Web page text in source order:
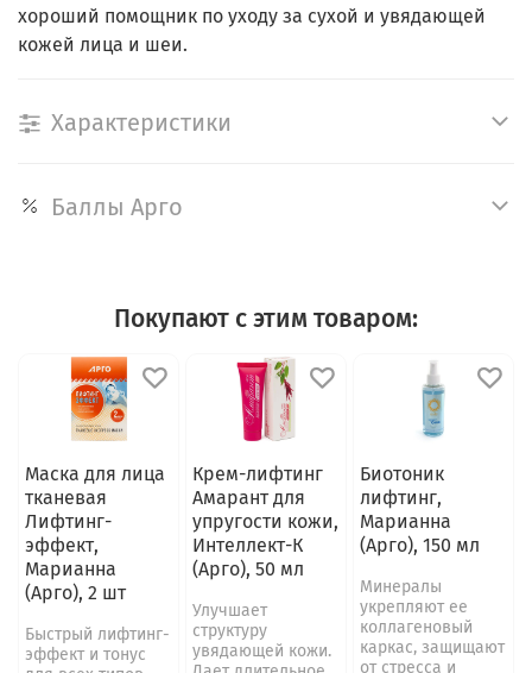
хороший помощник по уходу за сухой и увядающей
кожей лица и шеи.
Характеристики
Баллы Арго
Покупают с этим товаром:
Маска для лица
тканевая
Лифтинг-
эффект,
Марианна
(Арго), 2 шт
Быстрый лифтинг-
эффект и тонус
Крем-лифтинг
Амарант для
упругости кожи,
Интеллект-К
(Арго), 50 мл
Улучшает
структуру
увядающей кожи.
Биотоник
лифтинг,
Марианна
(Арго), 150 мл
Минералы
укрепляют ее
коллагеновый
каркас, защищают
от стресса и